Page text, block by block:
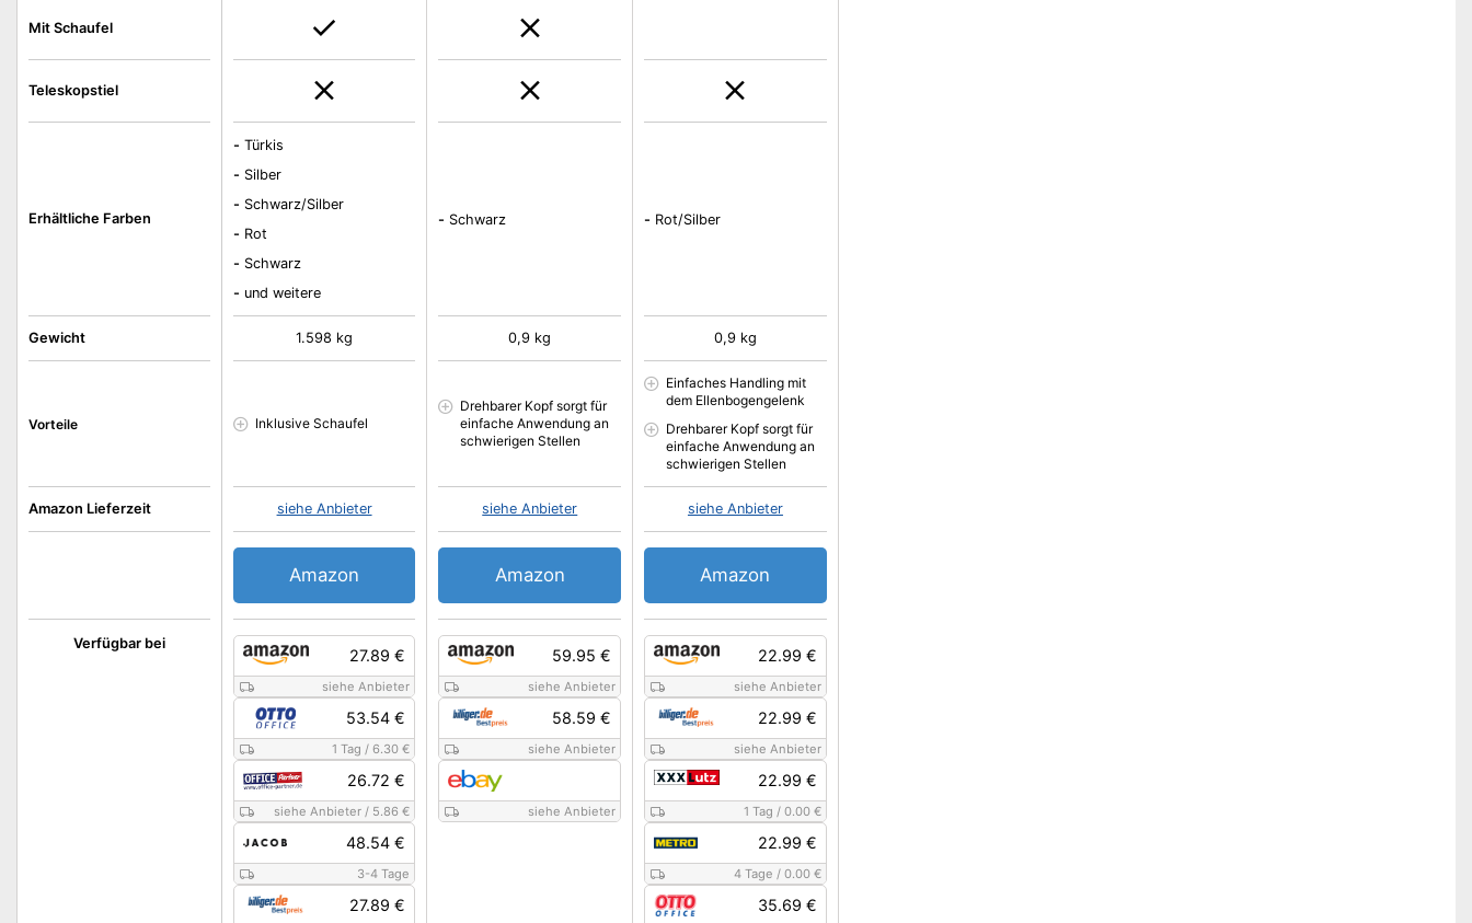
Verfügbar bei
Mit Schaufel
Teleskopstiel
Erhältliche Farben
Gewicht
Vorteile
Amazon Lieferzeit
27.89 €
siehe Anbieter
53.54 €
1 Tag /6.30 €
26.72 €
siehe Anbieter / 5.86 €
48.54 €
3-4 Tage
27.89 €
- Türkis
- Silber
- Schwarz/Silber
- Rot
- Schwarz
- und weitere
1.598 kg
Inklusive Schaufel
siehe Anbieter
Amazon
59.95 €
siehe Anbieter
58.59 €
siehe Anbieter
siehe Anbieter
- Schwarz
0,9 kg
Drehbarer Kopf sorgt für
einfache Anwendung an
schwierigen Stellen
siehe Anbieter
Amazon
22.99 €
siehe Anbieter
22.99 €
siehe Anbieter
22.99 €
1 Tag / 0.00 €
22.99 €
4 Tage / 0.00 €
35.69 €
- Rot/Silber
0,9 kg
Einfaches Handling mit
dem Ellenbogengelenk
Drehbarer Kopf sorgt für
einfache Anwendung an
schwierigen Stellen
siehe Anbieter
Amazon